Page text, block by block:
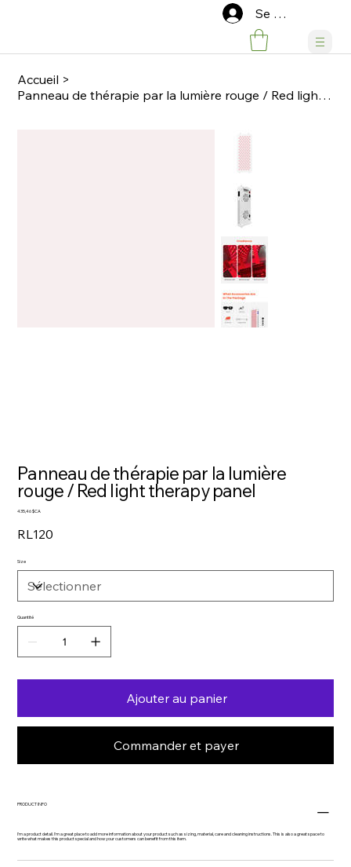
Se connecter
Accueil >
Panneau de thérapie par la lumière rouge / Red light therapy panel
Panneau de thérapie par la lumière
rouge / Red light therapy panel
Prix
435,46 $CA
RL120
Size
Quantité
Ajouter au panier
Commander et payer
PRODUCT INFO
I'm a product detail. I'm a great place to add more information about your product such as sizing, material, care and cleaning instructions. This is also a great space to
write what makes this product special and how your customers can benefit from this item.